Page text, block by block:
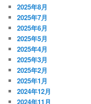
2025年8月
2025年7月
2025年6月
2025年5月
2025年4月
2025年3月
2025年2月
2025年1月
2024年12月
2024年11月